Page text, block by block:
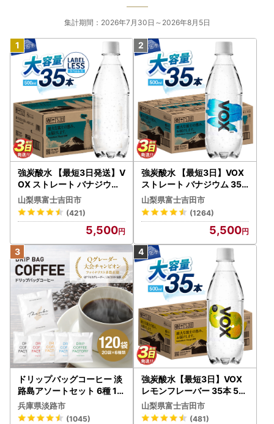
集計期間：2026年7月30日～2026年8月5日
強炭酸水 【最短3日発送】V
OX ストレート バナジウム
強炭酸水 35本 500ml ラベ
ルレス【富士吉田市限定カ
ートン】 炭酸
山梨県富士吉田市
(421)
5,500
強炭酸水 【最短3日】VOX
ストレート バナジウム 35
本 500ml 【富士吉田市限
定カートン】炭酸
山梨県富士吉田市
(1264)
5,500
ドリップバッグコーヒー 淡
路島アソートセット 6種 12
0袋 飲み比べ コーヒー
兵庫県淡路市
(1045)
強炭酸水【最短3日】VOX
レモンフレーバー 35本 50
0ml 【富士吉田市限定カー
トン】炭酸
山梨県富士吉田市
(481)